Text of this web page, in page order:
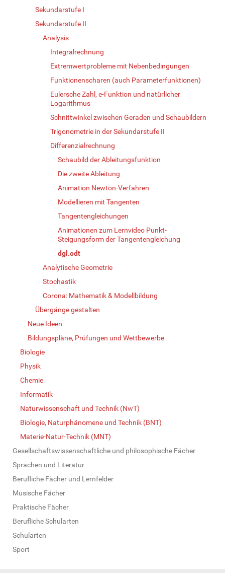
Sekundarstufe I
Sekundarstufe II
Analysis
Integralrechnung
Extremwertprobleme mit Nebenbedingungen
Funktionenscharen (auch Parameterfunktionen)
Eulersche Zahl, e-Funktion und natürlicher
Logarithmus
Schnittwinkel zwischen Geraden und Schaubildern
Trigonometrie in der Sekundarstufe II
Differenzialrechnung
Schaubild der Ableitungsfunktion
Die zweite Ableitung
Animation Newton-Verfahren
Modellieren mit Tangenten
Tangentengleichungen
Animationen zum Lernvideo Punkt-
Steigungsform der Tangentengleichung
dgl.odt
Analytische Geometrie
Stochastik
Corona: Mathematik & Modellbildung
Übergänge gestalten
Neue Ideen
Bildungspläne, Prüfungen und Wettbewerbe
Biologie
Physik
Chemie
Informatik
Naturwissenschaft und Technik (NwT)
Biologie, Naturphänomene und Technik (BNT)
Materie-Natur-Technik (MNT)
Gesellschaftswissenschaftliche und philosophische Fächer
Sprachen und Literatur
Berufliche Fächer und Lernfelder
Musische Fächer
Praktische Fächer
Berufliche Schularten
Schularten
Sport